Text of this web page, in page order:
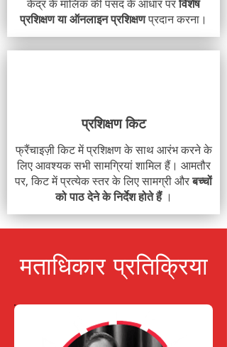
केंद्र के मालिक की पसंद के आधार परविशेष
प्रशिक्षण या ऑनलाइन प्रशिक्षणप्रदान करना।
प्रशिक्षण किट
फ्रैंचाइज़ी किट में प्रशिक्षण के साथ आरंभ करने के
लिए आवश्यक सभी सामग्रियां शामिल हैं। आमतौर
पर, किट में प्रत्येक स्तर के लिए सामग्री औरबच्चों
को पाठ देने के निर्देश होते हैं।
मताधिकार प्रतिक्रिया